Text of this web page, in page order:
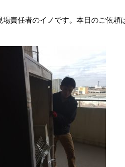
場責任者のイノです。本日のご依頼